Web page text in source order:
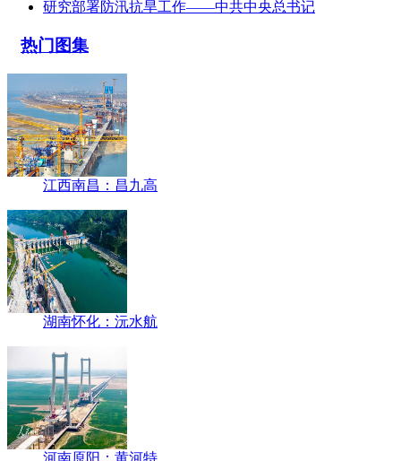
研究部署防汛抗旱工作——中共中央总书记
热门图集
江西南昌：昌九高
湖南怀化：沅水航